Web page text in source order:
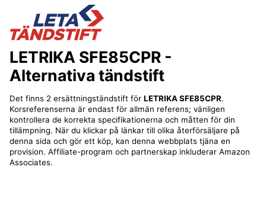
LETRIKA SFE85CPR-
Alternativa tändstift
Det finns 2 ersättningständstift för LETRIKA SFE85CPR.
Korsreferenserna är endast för allmän referens; vänligen
kontrollera de korrekta specifikationerna och måtten för din
tillämpning. När du klickar på länkar till olika återförsäljare på
denna sida och gör ett köp, kan denna webbplats tjäna en
provision. Affiliate-program och partnerskap inkluderar Amazon
Associates.